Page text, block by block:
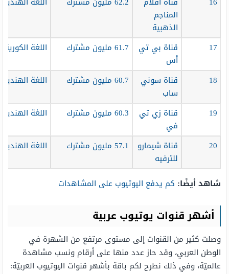
المناجم
الذهبية
17
قناة بي تي
أس
61.7 مليون مشترك اللغة الكورية
18
قناة سوني
ساب
60.7 مليون مشترك اللغة الهندية
19
قناة زي تي
في
60.3 مليون مشترك اللغة الهندية
20
قناة شيمارو
للترفيه
57.1 مليون مشترك اللغة الهندية
شاهد أيضًا: كم يدفع اليوتيوب على المشاهدات
أشهر قنوات يوتيوب عربية
وصلت كثير من القنوات إلى مستوى مرتفع من الشهرة في
الوطن العربي، وقد حاز عدد منها على أرقام ونسب مشاهدة
عالميّة، وفي ذلك نطرح لكم باقة بأشهر قنوات اليوتيوب العربيّة: